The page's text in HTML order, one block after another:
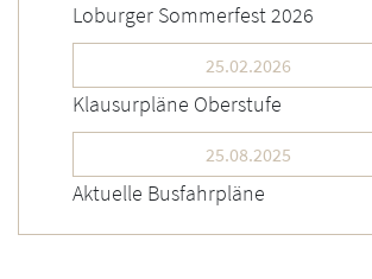
Loburger Sommerfest 2026
25.02.2026
Klausurpläne Oberstufe
25.08.2025
Aktuelle Busfahrpläne